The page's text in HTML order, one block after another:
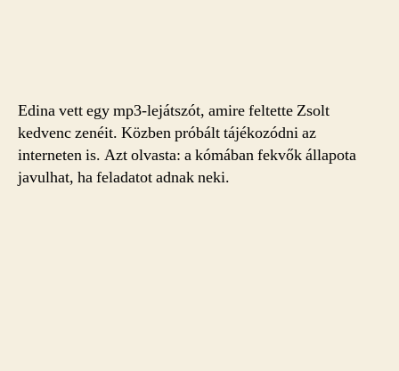
Edina vett egy mp3-lejátszót, amire feltette Zsolt
kedvenc zenéit. Közben próbált tájékozódni az
interneten is. Azt olvasta: a kómában fekvők állapota
javulhat, ha feladatot adnak neki.